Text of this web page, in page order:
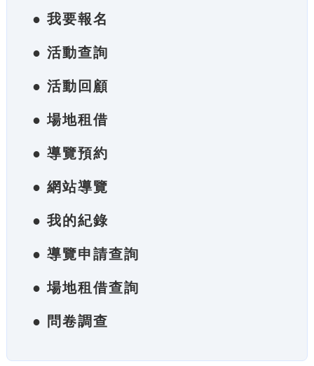
● 我要報名
● 活動查詢
● 活動回顧
● 場地租借
● 導覽預約
● 網站導覽
● 我的紀錄
● 導覽申請查詢
● 場地租借查詢
● 問卷調查